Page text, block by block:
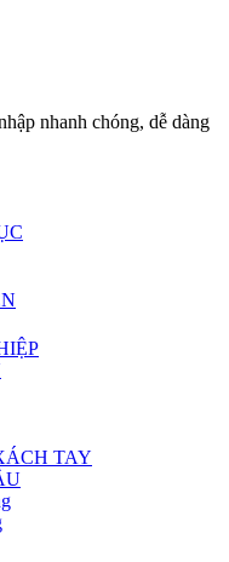
nhanh chóng, dễ dàng
TAY